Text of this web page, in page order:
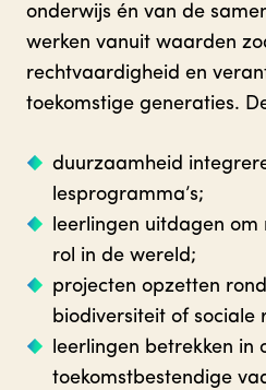
onderwijs én van de
werken vanuit waarden
rechtvaardigheid en
toekomstige generaties.
duurzaamheid
lesprogramma’s;
leerlingen uitdagen om
rol in de wereld;
projecten opzetten
biodiversiteit of sociale
leerlingen betrekken in
toekomstbestendige